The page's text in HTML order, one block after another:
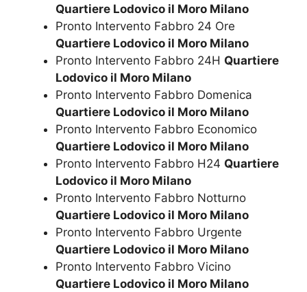
Quartiere Lodovico il Moro Milano
Pronto Intervento Fabbro 24 Ore
Quartiere Lodovico il Moro Milano
Pronto Intervento Fabbro 24H Quartiere
Lodovico il Moro Milano
Pronto Intervento Fabbro Domenica
Quartiere Lodovico il Moro Milano
Pronto Intervento Fabbro Economico
Quartiere Lodovico il Moro Milano
Pronto Intervento Fabbro H24 Quartiere
Lodovico il Moro Milano
Pronto Intervento Fabbro Notturno
Quartiere Lodovico il Moro Milano
Pronto Intervento Fabbro Urgente
Quartiere Lodovico il Moro Milano
Pronto Intervento Fabbro Vicino
Quartiere Lodovico il Moro Milano